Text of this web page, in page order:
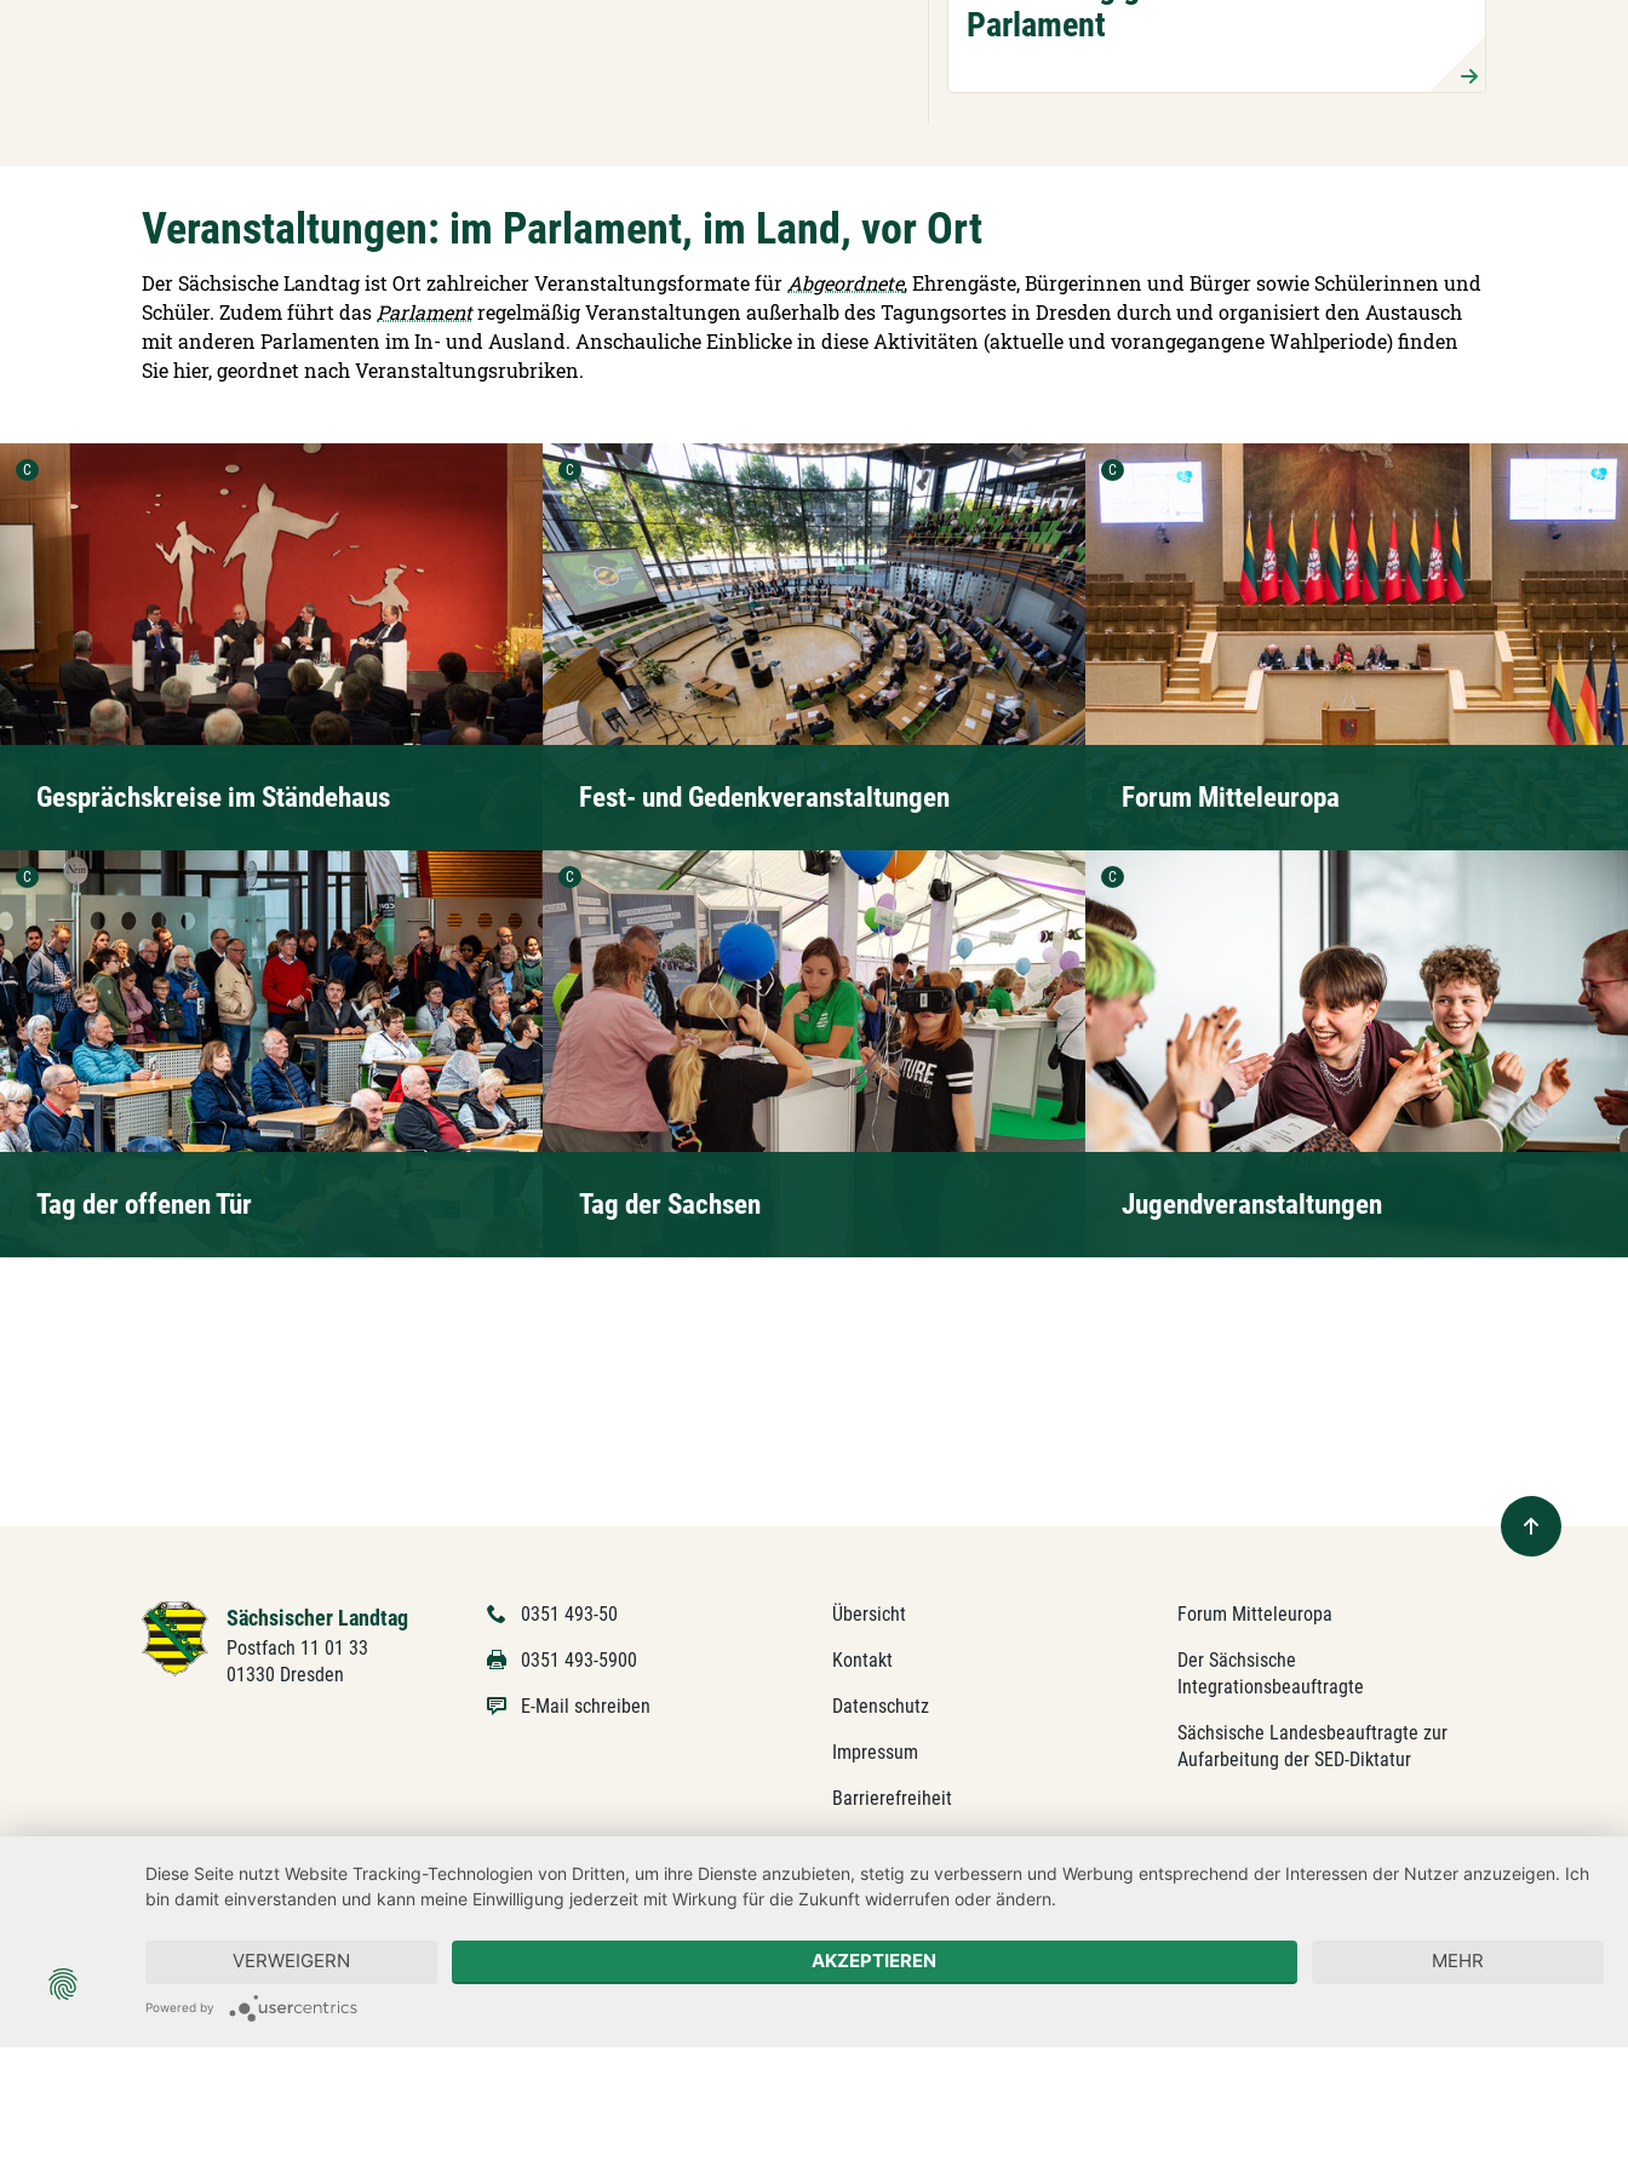
Parlament
Veranstaltungen: im Parlament, im Land, vor Ort
Der Sächsische Landtag ist Ort zahlreicher Veranstaltungsformate für Abgeordnete, Ehrengäste, Bürgerinnen und Bürger sowie Schülerinnen und
Schüler. Zudem führt das Parlamentregelmäßig Veranstaltungen außerhalb des Tagungsortes in Dresden durch und organisiert den Austausch
mit anderen Parlamenten im In- und Ausland. Anschauliche Einblicke in diese Aktivitäten (aktuelle und vorangegangene Wahlperiode) finden
Sie hier, geordnet nach Veranstaltungsrubriken.
C
Gesprächskreise im Ständehaus
C Urheber der Grafik:
Fest- und Gedenkveranstaltungen
C Urheber der Grafik:
Forum Mitteleuropa
C Urheber der Grafik:
Tag der offenen Tür
C Urheber der Grafik:
Tag der Sachsen
C
Jugendveranstaltungen
Sächsischer Landtag
Postfach 11 01 33
01330 Dresden
0351 493-50
0351 493-5900
E-Mail schreiben
Übersicht
Kontakt
Datenschutz
Impressum
Barrierefreiheit
Netiquette
Transparenzanspruch
Hinweisgeberschutz
Forum Mitteleuropa
Der Sächsische
Integrationsbeauftragte
Sächsische Landesbeauftragte zur
Aufarbeitung der SED-Diktatur
Diese Seite nutzt Website Tracking-Technologien von Dritten, um ihre Dienste anzubieten, stetig zu verbessern und Werbung entsprechend der Interessen der Nutzer anzuzeigen. Ich
bin damit einverstanden und kann meine Einwilligung jederzeit mit Wirkung für die Zukunft widerrufen oder ändern.
VERWEIGERN AKZEPTIEREN MEHR
Powered by